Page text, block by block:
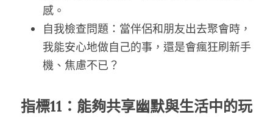
感。
自我檢查問題：當伴侶和朋友出去聚會時，
我能安心地做自己的事，還是會瘋狂刷新手
機、焦慮不已？
指標11：能夠共享幽默與生活中的玩